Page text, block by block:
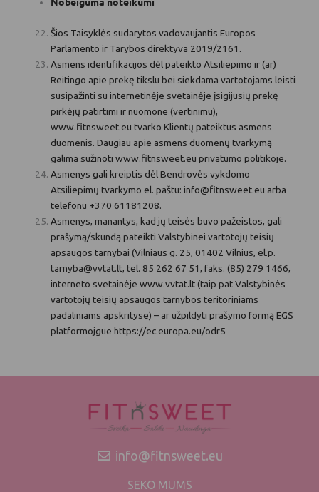
Šios Taisyklės sudarytos vadovaujantis Europos
Parlamento ir Tarybos direktyva 2019/2161.
Asmens identifikacijos dėl pateikto Atsiliepimo ir (ar)
Reitingo apie prekę tikslu bei siekdama vartotojams leisti
susipažinti su internetinėje svetainėje įsigijusių prekę
pirkėjų patirtimi ir nuomone (vertinimu),
www.fitnsweet.eu tvarko Klientų pateiktus asmens
duomenis. Daugiau apie asmens duomenų tvarkymą
galima sužinoti www.fitnsweet.eu privatumo politikoje.
Asmenys gali kreiptis dėl Bendrovės vykdomo
Atsiliepimų tvarkymo el. paštu: info@fitnsweet.eu arba
telefonu +370 61181208.
Asmenys, manantys, kad jų teisės buvo pažeistos, gali
prašymą/skundą pateikti Valstybinei vartotojų teisių
apsaugos tarnybai (Vilniaus g. 25, 01402 Vilnius, el.p.
tarnyba@vvtat.lt, tel. 85 262 67 51, faks. (85) 279 1466,
interneto svetainėje www.vvtat.lt (taip pat Valstybinės
vartotojų teisių apsaugos tarnybos teritoriniams
padaliniams apskrityse) – ar užpildyti prašymo formą EGS
platformojgue https://ec.europa.eu/odr5
info@fitnsweet.eu
SEKO MUMS